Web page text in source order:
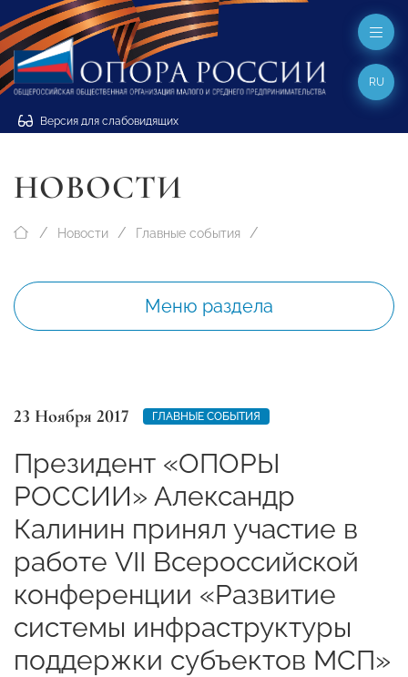
Версия для слабовидящих
RU
НОВОСТИ
Новости Главные события
Меню раздела
23 Ноября 2017 ГЛАВНЫЕ СОБЫТИЯ
Президент «ОПОРЫ
РОССИИ» Александр
Калинин принял участие в
работе VII Всероссийской
конференции «Развитие
системы инфраструктуры
поддержки субъектов МСП»